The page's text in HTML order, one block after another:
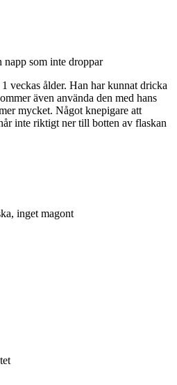
som inte droppar
veckas ålder. Han har kunnat dricka
även använda den med hans
mycket. Något knepigare att
inte riktigt ner till botten av flaskan
inget magont